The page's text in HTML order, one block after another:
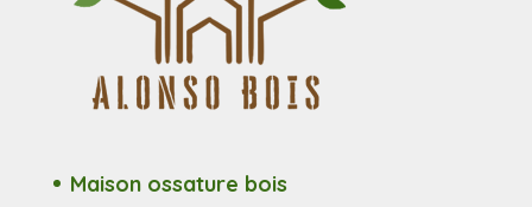
Maison ossature bois